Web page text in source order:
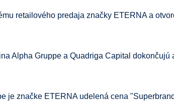
retailového predaja značky ETERNA a
Alpha Gruppe a Quadriga Capital
je značke ETERNA udelená cena